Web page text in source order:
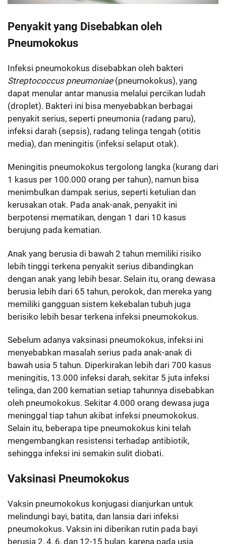
Penyakit yang Disebabkan oleh
Pneumokokus
Infeksi pneumokokus disebabkan oleh bakteri
Streptococcus pneumoniae(pneumokokus), yang
dapat menular antar manusia melalui percikan ludah
(droplet). Bakteri ini bisa menyebabkan berbagai
penyakit serius, seperti pneumonia (radang paru),
infeksi darah (sepsis), radang telinga tengah (otitis
media), dan meningitis (infeksi selaput otak).
Meningitis pneumokokus tergolong langka (kurang dari
1 kasus per 100.000 orang per tahun), namun bisa
menimbulkan dampak serius, seperti ketulian dan
kerusakan otak. Pada anak-anak, penyakit ini
berpotensi mematikan, dengan 1 dari 10 kasus
berujung pada kematian.
Anak yang berusia di bawah 2 tahun memiliki risiko
lebih tinggi terkena penyakit serius dibandingkan
dengan anak yang lebih besar. Selain itu, orang dewasa
berusia lebih dari 65 tahun, perokok, dan mereka yang
memiliki gangguan sistem kekebalan tubuh juga
berisiko lebih besar terkena infeksi pneumokokus.
Sebelum adanya vaksinasi pneumokokus, infeksi ini
menyebabkan masalah serius pada anak-anak di
bawah usia 5 tahun. Diperkirakan lebih dari 700 kasus
meningitis, 13.000 infeksi darah, sekitar 5 juta infeksi
telinga, dan 200 kematian setiap tahunnya disebabkan
oleh pneumokokus. Sekitar 4.000 orang dewasa juga
meninggal tiap tahun akibat infeksi pneumokokus.
Selain itu, beberapa tipe pneumokokus kini telah
mengembangkan resistensi terhadap antibiotik,
sehingga infeksi ini semakin sulit diobati.
Vaksinasi Pneumokokus
Vaksin pneumokokus konjugasi dianjurkan untuk
melindungi bayi, batita, dan lansia dari infeksi
pneumokokus. Vaksin ini diberikan rutin pada bayi
berusia 2, 4, 6, dan 12-15 bulan, karena pada usia